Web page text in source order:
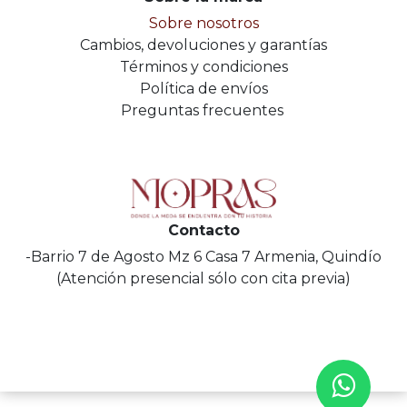
Sobre nosotros
Cambios, devoluciones y garantías
Términos y condiciones
Política de envíos
Preguntas frecuentes
Contacto
-Barrio 7 de Agosto Mz 6 Casa 7 Armenia, Quindío
(Atención presencial sólo con cita previa)